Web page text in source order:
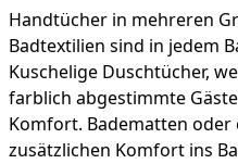
Handtücher in mehreren
Badtextilien sind in jedem
Kuschelige Duschtücher,
farblich abgestimmte
Komfort. Badematten
zusätzlichen Komfort ins